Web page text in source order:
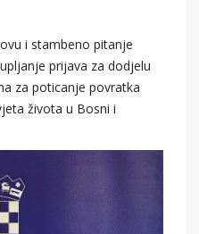
i stambeno pitanje
prijava za dodjelu
za poticanje povratka
života u Bosni i